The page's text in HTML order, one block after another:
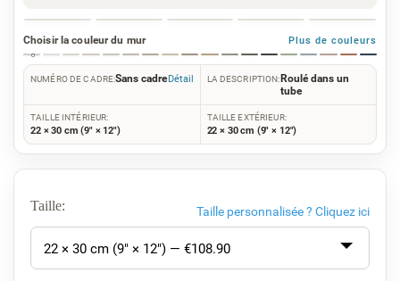
Choisir la couleur du mur Plus de couleurs
NUMÉRO DE CADRE:Sans cadreDétail LA DESCRIPTION: Roulé dans un
tube
TAILLE INTÉRIEUR:
22 × 30 cm (9" × 12")
TAILLE EXTÉRIEUR:
22 × 30 cm (9" × 12")
Taille: Taille personnalisée ? Cliquez ici
22 × 30 cm (9" × 12") — €108.90